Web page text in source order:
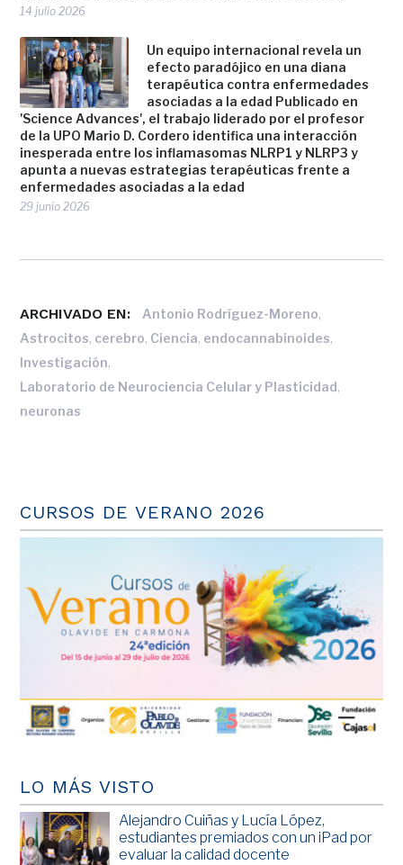
14 julio 2026
Un equipo internacional revela un
efecto paradójico en una diana
terapéutica contra enfermedades
asociadas a la edad Publicado en
'Science Advances', el trabajo liderado por el profesor
de la UPO Mario D. Cordero identifica una interacción
inesperada entre los inflamasomas NLRP1 y NLRP3 y
apunta a nuevas estrategias terapéuticas frente a
enfermedades asociadas a la edad
29 junio 2026
ARCHIVADO EN: Antonio Rodríguez-Moreno,
Astrocitos, cerebro, Ciencia, endocannabinoides,
Investigación,
Laboratorio de Neurociencia Celular y Plasticidad,
neuronas
CURSOS DE VERANO 2026
LO MÁS VISTO
Alejandro Cuiñas y Lucía López,
estudiantes premiados con un iPad por
evaluar la calidad docente